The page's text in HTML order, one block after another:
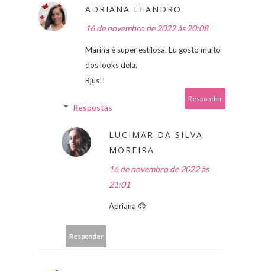
ADRIANA LEANDRO
16 de novembro de 2022 às 20:08
Marina é super estilosa. Eu gosto muito
dos looks dela.
Bjus!!
Responder
Respostas
LUCIMAR DA SILVA
MOREIRA
16 de novembro de 2022 às
21:01
Adriana 😍
Responder